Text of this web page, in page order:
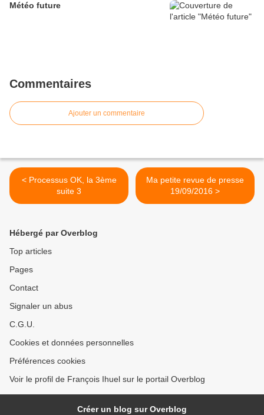
Météo future
Commentaires
Ajouter un commentaire
< Processus OK, la 3ème
suite 3
Ma petite revue de presse
19/09/2016 >
Hébergé par Overblog
Top articles
Pages
Contact
Signaler un abus
C.G.U.
Cookies et données personnelles
Préférences cookies
Voir le profil de François Ihuel sur le portail Overblog
Créer un blog sur Overblog